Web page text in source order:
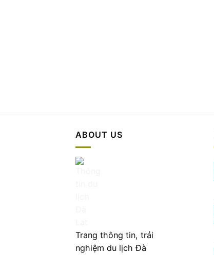
ABOUT US
Trang thông tin, trải
nghiệm du lịch Đà